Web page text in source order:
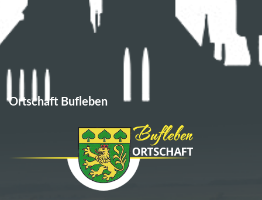
Ortschaft Bufleben